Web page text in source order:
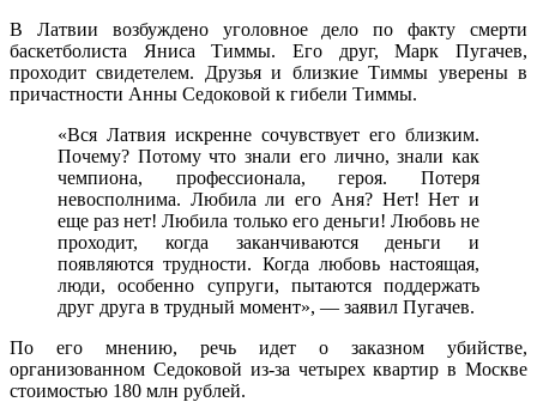
В Латвии возбуждено уголовное дело по факту смерти
баскетболиста Яниса Тиммы. Его друг, Марк Пугачев,
проходит свидетелем. Друзья и близкие Тиммы уверены в
причастности Анны Седоковой к гибели Тиммы.
«Вся Латвия искренне сочувствует его близким.
Почему? Потому что знали его лично, знали как
чемпиона, профессионала, героя. Потеря
невосполнима. Любила ли его Аня? Нет! Нет и
еще раз нет! Любила только его деньги! Любовь не
проходит, когда заканчиваются деньги и
появляются трудности. Когда любовь настоящая,
люди, особенно супруги, пытаются поддержать
друг друга в трудный момент», — заявил Пугачев.
По его мнению, речь идет о заказном убийстве,
организованном Седоковой из-за четырех квартир в Москве
стоимостью 180 млн рублей.